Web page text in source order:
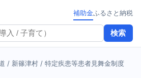
検索
補助金ふるさと納税
/ 新篠津村 / 特定疾患等患者見舞金制度